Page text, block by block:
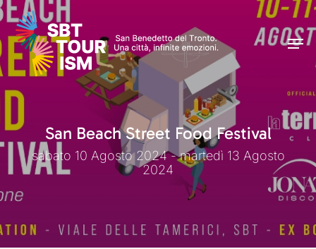
Skip
to
main
content
San Beach Street Food Festival
sabato 10 Agosto 2024 - martedì 13 Agosto
2024